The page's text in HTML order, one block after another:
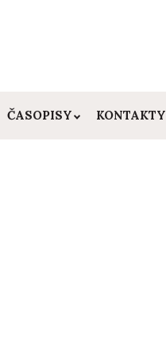
ČASOPISY KONTAKTY